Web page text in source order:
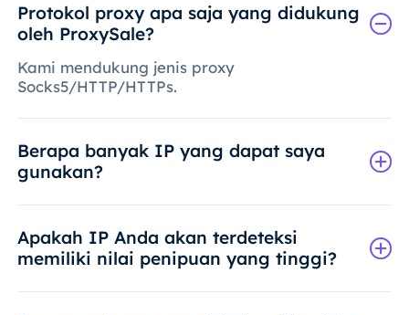
Protokol proxy apa saja yang didukung
oleh ProxySale?
Kami mendukung jenis proxy
Socks5/HTTP/HTTPs.
Berapa banyak IP yang dapat saya
gunakan?
Apakah IP Anda akan terdeteksi
memiliki nilai penipuan yang tinggi?